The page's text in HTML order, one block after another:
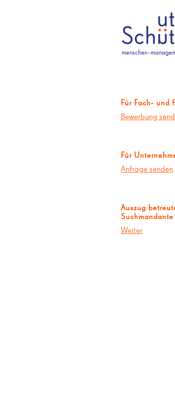
Für Fach- und
Bewerbung
Für
Anfrage senden
Auszug
Suchmandante
Weiter